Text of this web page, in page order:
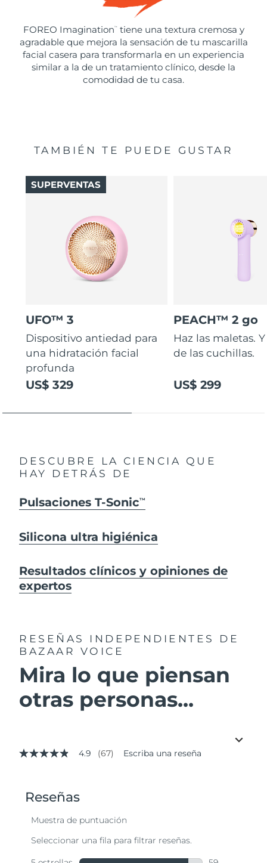
FOREO Imagination ™
tiene una textura cremosa y
agradable que mejora la sensación de tu mascarilla
facial casera para transformarla en un experiencia
similar a la de un tratamiento clínico, desde la
comodidad de tu casa.
TAMBIÉN TE PUEDE GUSTAR
UFO™ 3
Dispositivo antiedad para
una hidratación facial
profunda
US$ 329
SUPERVENTAS
PEACH™ 2 go
Haz las maletas.
de las cuchillas.
US$ 299
DESCUBRE LA CIENCIA QUE
HAY DETRÁS DE
Pulsaciones T-SonicTM
Silicona ultra higiénica
Resultados clínicos y opiniones de
expertos
RESEÑAS INDEPENDIENTES
DE
BAZAAR VOICE
Mira lo que piensan
otras personas...
4.9
valor
medio
valoración.
4.9 (67) Escriba una reseña